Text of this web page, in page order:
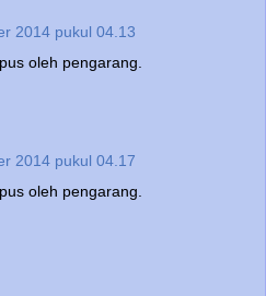
2014 pukul 04.13
oleh pengarang.
2014 pukul 04.17
oleh pengarang.